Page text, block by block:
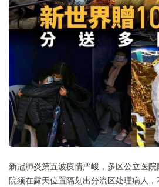
新冠肺炎第五波疫情严峻，多区公立医
院须在露天位置隔划出分流区处理病人